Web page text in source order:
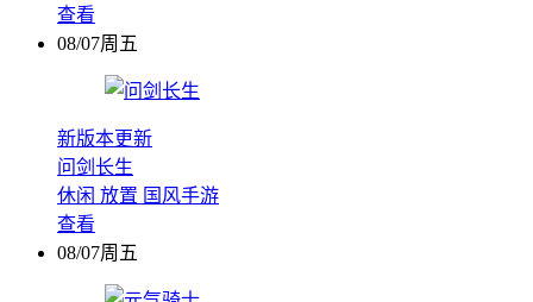
查看
08/07周五
新版本更新
问剑长生
休闲 放置 国风手游
查看
08/07周五